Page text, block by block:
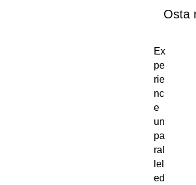
Osta
Ex
pe
rie
nc
e
un
pa
ral
lel
ed